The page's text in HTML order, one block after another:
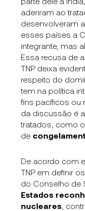
aderiram ao
desenvolveram
esses países a
integrante, mas
Essa recusa de
TNP deixa
respeito do
tem na política
fins pacíficos ou
da discussão é
tratados, como
de
De acordo com
TNP em definir
do Conselho de
Estados
nucleares ,